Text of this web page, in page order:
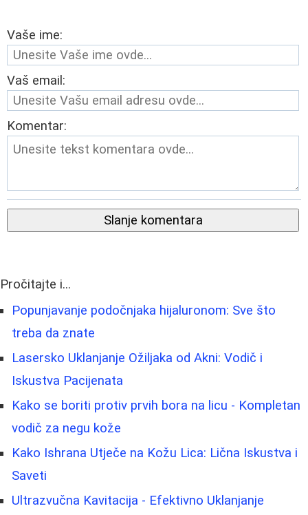
Vaše ime:
Vaš email:
Komentar:
Slanje komentara
Pročitajte i...
Popunjavanje podočnjaka hijaluronom: Sve što
treba da znate
Lasersko Uklanjanje Ožiljaka od Akni: Vodič i
Iskustva Pacijenata
Kako se boriti protiv prvih bora na licu - Kompletan
vodič za negu kože
Kako Ishrana Utječe na Kožu Lica: Lična Iskustva i
Saveti
Ultrazvučna Kavitacija - Efektivno Uklanjanje